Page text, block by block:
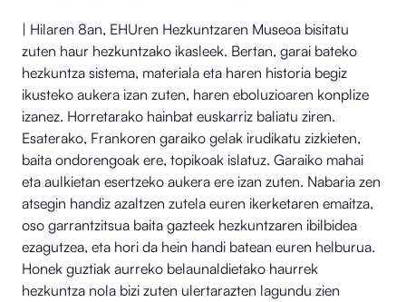
| Hilaren 8an, EHUren Hezkuntzaren Museoa bisitatu
zuten haur hezkuntzako ikasleek. Bertan, garai bateko
hezkuntza sistema, materiala eta haren historia begiz
ikusteko aukera izan zuten, haren eboluzioaren konplize
izanez. Horretarako hainbat euskarriz baliatu ziren.
Esaterako, Frankoren garaiko gelak irudikatu zizkieten,
baita ondorengoak ere, topikoak islatuz. Garaiko mahai
eta aulkietan esertzeko aukera ere izan zuten. Nabaria zen
atsegin handiz azaltzen zutela euren ikerketaren emaitza,
oso garrantzitsua baita gazteek hezkuntzaren ibilbidea
ezagutzea, eta hori da hein handi batean euren helburua.
Honek guztiak aurreko belaunaldietako haurrek
hezkuntza nola bizi zuten ulertarazten lagundu zien